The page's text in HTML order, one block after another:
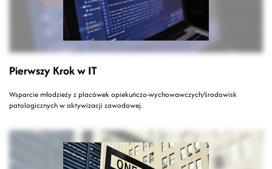
Pierwszy Krok w IT
Wsparcie młodzieży z placówek opiekuńczo-wychowawczych/środowisk
patologicznych w aktywizacji zawodowej.